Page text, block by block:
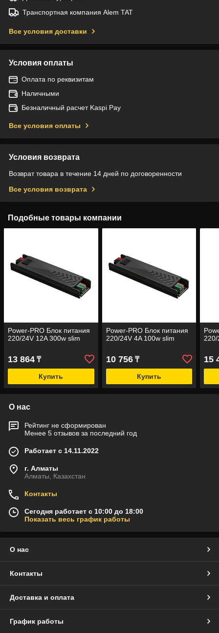
Транспортная компания Alem TAT
Все условия доставки
Условия оплаты
Оплата по реквизитам
Наличными
Безналичный расчет Kaspi Pay
Все условия оплаты
Условия возврата
Возврат товара в течение 14 дней по договоренности
Все условия возврата
Подобные товары компании
Power-PRO Блок питания
220/24V 12A 300w slim
13 864 ₸
Купить
Power-PRO Блок питания
220/24V 4A 100w slim
10 756₸
Купить
220/
15
О нас
Рейтинг не сформирован
Менее 5 отзывов за последний год
Работает с 14.11.2022
г. Алматы
Алматы, Казахстан
Контакты
Сегодня работает с 10:00 до 18:00
Показать весь график работы
О нас
Контакты
Доставка и оплата
График работы